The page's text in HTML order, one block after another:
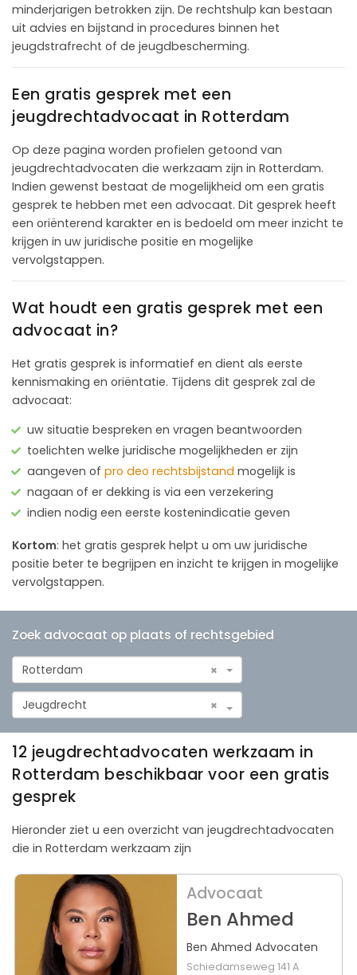
minderjarigen betrokken zijn. De rechtshulp kan bestaan
uit advies en bijstand in procedures binnen het
jeugdstrafrecht of de jeugdbescherming.
Een gratis gesprek met een
jeugdrechtadvocaat in Rotterdam
Op deze pagina worden profielen getoond van
jeugdrechtadvocaten die werkzaam zijn in Rotterdam.
Indien gewenst bestaat de mogelijkheid om een gratis
gesprek te hebben met een advocaat. Dit gesprek heeft
een oriënterend karakter en is bedoeld om meer inzicht te
krijgen in uw juridische positie en mogelijke
vervolgstappen.
Wat houdt een gratis gesprek met een
advocaat in?
Het gratis gesprek is informatief en dient als eerste
kennismaking en oriëntatie. Tijdens dit gesprek zal de
advocaat:
uw situatie bespreken en vragen beantwoorden
toelichten welke juridische mogelijkheden er zijn
aangeven of pro deo rechtsbijstand mogelijk is
nagaan of er dekking is via een verzekering
indien nodig een eerste kostenindicatie geven
Kortom: het gratis gesprek helpt u om uw juridische
positie beter te begrijpen en inzicht te krijgen in mogelijke
vervolgstappen.
Zoek advocaat op plaats of rechtsgebied
×
Rotterdam
×
Jeugdrecht
12 jeugdrechtadvocaten werkzaam in
Rotterdam beschikbaar voor een gratis
gesprek
Hieronder ziet u een overzicht van jeugdrechtadvocaten
die in Rotterdam werkzaam zijn
Advocaat
Ben Ahmed
Ben Ahmed Advocaten
Schiedamseweg 141 A